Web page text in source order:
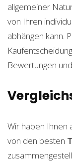
allgemeiner
von Ihren
abhängen kann.
Bewertungen
Wir haben Ihnen
von den besten